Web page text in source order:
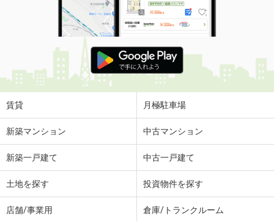
賃貸 月極駐車場
新築マンション 中古マンション
新築一戸建て 中古一戸建て
土地を探す 投資物件を探す
店舗/事業用 倉庫/トランクルーム